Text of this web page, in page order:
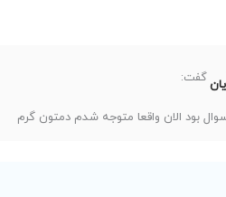
گفت:
بود الان واقعا متوجه شدم دمتون گرم